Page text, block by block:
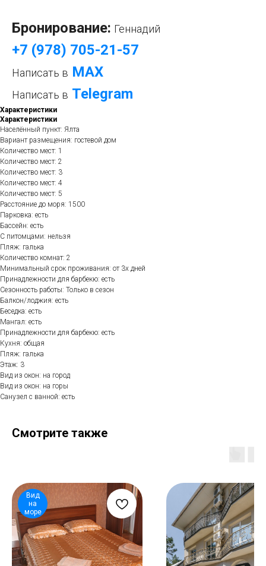
Бронирование: Геннадий
+7 (978) 705-21-57
Написать в МАХ
Написать в Telegram
Характеристики
Характеристики
Населённый пункт: Ялта
Вариант размещения: гостевой дом
Количество мест: 1
Количество мест: 2
Количество мест: 3
Количество мест: 4
Количество мест: 5
Расстояние до моря: 1500
Парковка: есть
Бассейн: есть
С питомцами: нельзя
Пляж: галька
Количество комнат: 2
Минимальный срок проживания: от 3х дней
Принадлежности для барбекю: есть
Сезонность работы: Только в сезон
Балкон/лоджия: есть
Беседка: есть
Мангал: есть
Принадлежности для барбекю: есть
Кухня: общая
Пляж: галька
Этаж: 3
Вид из окон: на город
Вид из окон: на горы
Санузел с ванной: есть
Смотрите также
Вид
на
море